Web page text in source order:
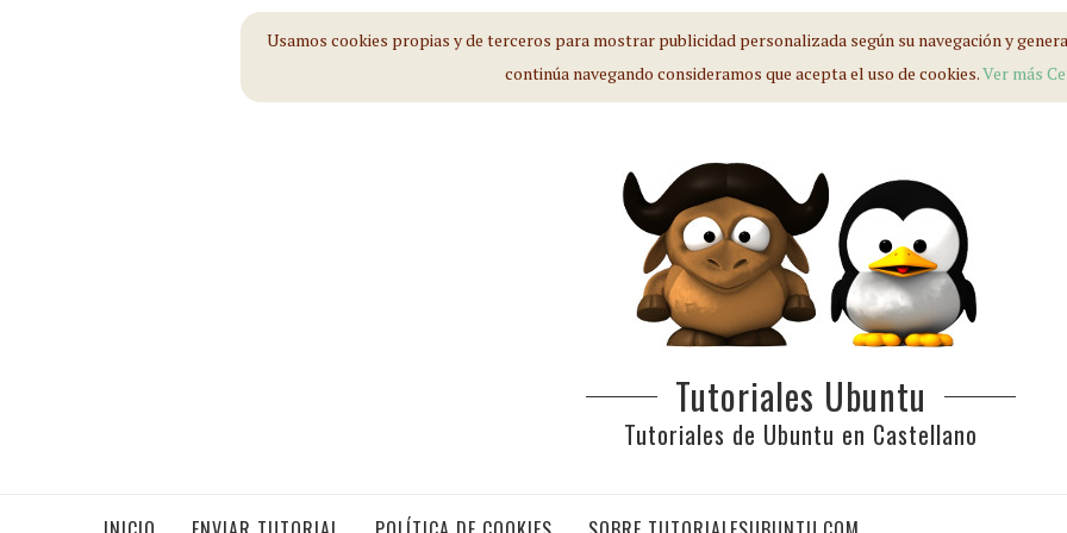
Usamos cookies propias y de terceros para mostrar publicidad personalizada según su navegación y
continúa navegando consideramos que acepta el uso de cookies.Ver más
Tutoriales Ubuntu
Tutoriales de Ubuntu en Castellano